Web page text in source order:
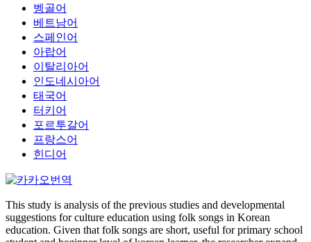
벵골어
베트남어
스페인어
아랍어
이탈리아어
인도네시아어
태국어
터키어
포르투갈어
프랑스어
힌디어
This study is analysis of the previous studies and developmental
suggestions for culture education using folk songs in Korean
education. Given that folk songs are short, useful for primary school